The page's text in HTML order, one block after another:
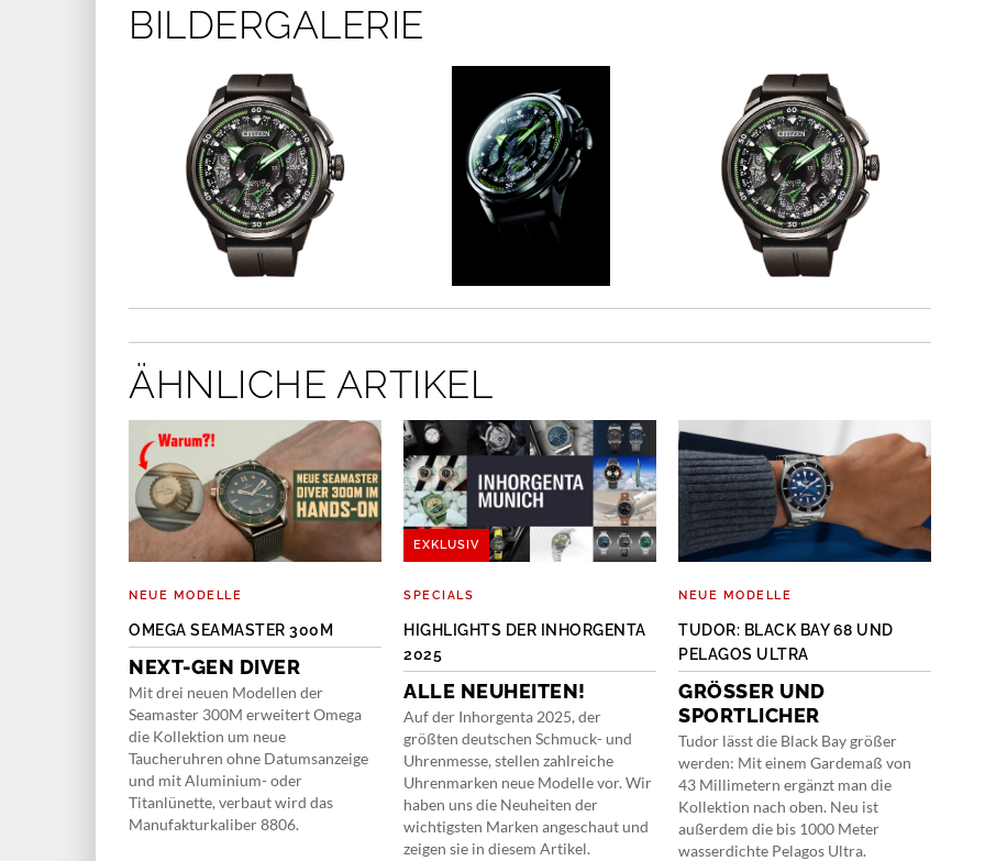
BILDERGALERIE
ÄHNLICHE ARTIKEL
NEUE MODELLE
OMEGA SEAMASTER 300M
NEXT-GEN DIVER
Mit drei neuen Modellen der
Seamaster 300M erweitert Omega
die Kollektion um neue
Taucheruhren ohne Datumsanzeige
und mit Aluminium- oder
Titanlünette, verbaut wird das
Manufakturkaliber 8806.
EXKLUSIV
SPECIALS
HIGHLIGHTS DER INHORGENTA
2025
ALLE NEUHEITEN!
Auf der Inhorgenta 2025, der
größten deutschen Schmuck- und
Uhrenmesse, stellen zahlreiche
Uhrenmarken neue Modelle vor. Wir
haben uns die Neuheiten der
wichtigsten Marken angeschaut und
zeigen sie in diesem Artikel.
NEUE MODELLE
TUDOR: BLACK BAY 68 UND
PELAGOS ULTRA
GRÖSSER UND S
PORTLICHER
Tudor lässt die Black Bay größer
werden: Mit einem Gardemaß von
43 Millimetern ergänzt man die
Kollektion nach oben. Neu ist
außerdem die bis 1000 Meter
wasserdichte Pelagos Ultra.